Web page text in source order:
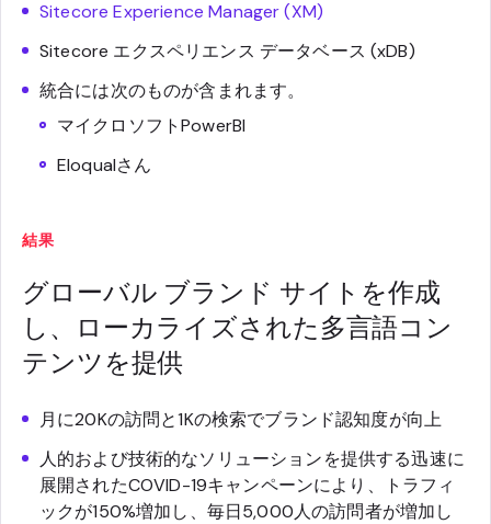
Sitecore Experience Manager (XM)
Sitecore エクスペリエンス データベース (xDB)
統合には次のものが含まれます。
マイクロソフトPowerBI
EloquaIさん
結果
グローバル ブランド サイトを作成
し、ローカライズされた多言語コン
テンツを提供
月に20Kの訪問と1Kの検索でブランド認知度が向上
人的および技術的なソリューションを提供する迅速に
展開されたCOVID-19キャンペーンにより、トラフィ
ックが150%増加し、毎日5,000人の訪問者が増加し